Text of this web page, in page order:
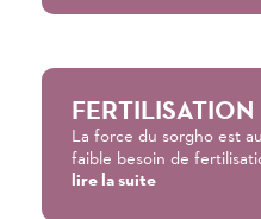
FERTILISATION
La force du sorgho est
faible besoin de
lire la suite